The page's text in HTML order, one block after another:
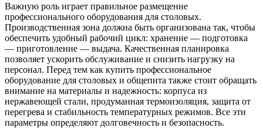
Важную роль играет правильное размещение
профессионального оборудования для столовых.
Производственная зона должна быть организована так, чтобы
обеспечить удобный рабочий цикл: хранение — подготовка
— приготовление — выдача. Качественная планировка
позволяет ускорить обслуживание и снизить нагрузку на
персонал. Перед тем как купить профессиональное
оборудование для столовых и общепита также стоит обращать
внимание на материалы и надежность: корпуса из
нержавеющей стали, продуманная термоизоляция, защита от
перегрева и стабильность температурных режимов. Все эти
параметры определяют долговечность и безопасность.